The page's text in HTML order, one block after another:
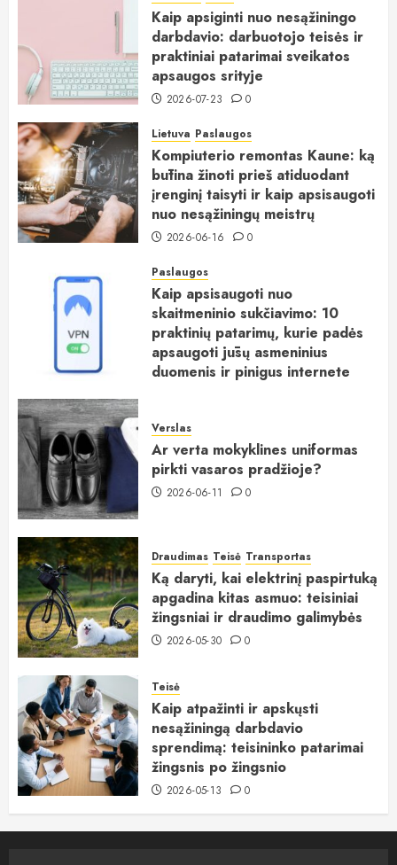
Kaip apsiginti nuo nesąžiningo
darbdavio: darbuotojo teisės ir
praktiniai patarimai sveikatos
apsaugos srityje
2026-07-23 0
Lietuva Paslaugos
Kompiuterio remontas Kaune: ką
būtina žinoti prieš atiduodant
įrenginį taisyti ir kaip apsisaugoti
nuo nesąžiningų meistrų
2026-06-16 0
Paslaugos
Kaip apsisaugoti nuo
skaitmeninio sukčiavimo: 10
praktinių patarimų, kurie padės
apsaugoti jūsų asmeninius
duomenis ir pinigus internete
Verslas
Ar verta mokyklines uniformas
pirkti vasaros pradžioje?
2026-06-11 0
Draudimas Teisė Transportas
Ką daryti, kai elektrinį paspirtuką
apgadina kitas asmuo: teisiniai
žingsniai ir draudimo galimybės
2026-05-30 0
Teisė
Kaip atpažinti ir apskųsti
nesąžiningą darbdavio
sprendimą: teisininko patarimai
žingsnis po žingsnio
2026-05-13 0